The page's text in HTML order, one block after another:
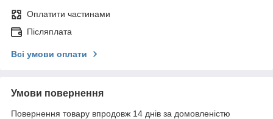
Оплатити частинами
Післяплата
Всі умови оплати
Умови повернення
Повернення товару впродовж 14 днів за домовленістю